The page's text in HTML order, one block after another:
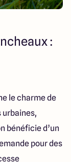
:
le charme de
urbaines,
bénéficie d’un
pour des